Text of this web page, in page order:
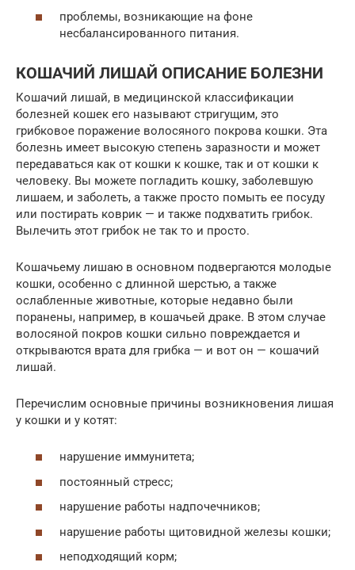
проблемы, возникающие на фоне
несбалансированного питания.
КОШАЧИЙ ЛИШАЙ ОПИСАНИЕ БОЛЕЗНИ
Кошачий лишай, в медицинской классификации
болезней кошек его называют стригущим, это
грибковое поражение волосяного покрова кошки. Эта
болезнь имеет высокую степень заразности и может
передаваться как от кошки к кошке, так и от кошки к
человеку. Вы можете погладить кошку, заболевшую
лишаем, и заболеть, а также просто помыть ее посуду
или постирать коврик — и также подхватить грибок.
Вылечить этот грибок не так то и просто.
Кошачьему лишаю в основном подвергаются молодые
кошки, особенно с длинной шерстью, а также
ослабленные животные, которые недавно были
поранены, например, в кошачьей драке. В этом случае
волосяной покров кошки сильно повреждается и
открываются врата для грибка — и вот он — кошачий
лишай.
Перечислим основные причины возникновения лишая
у кошки и у котят:
нарушение иммунитета;
постоянный стресс;
нарушение работы надпочечников;
нарушение работы щитовидной железы кошки;
неподходящий корм;